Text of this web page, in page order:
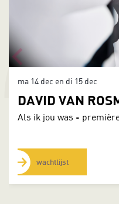
DAVID VAN
Als ik jou was -
ma 14 dec en di 15 dec
wachtlijst